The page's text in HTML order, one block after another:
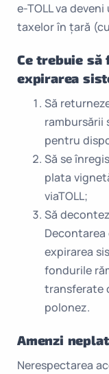
e-TOLL va
taxelor în țară
Ce trebuie
expirarea
Să
rambursării
pentru
Să se
plata
viaTOLL;
Să
Decontarea
expirarea
fondurile
transferate
polonez.
Amenzi
Nerespectarea